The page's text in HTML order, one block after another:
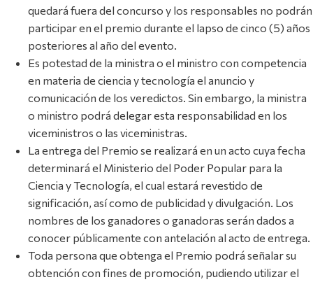
quedará fuera del concurso y los responsables no podrán
participar en el premio durante el lapso de cinco (5) años
posteriores al año del evento.
Es potestad de la ministra o el ministro con competencia
en materia de ciencia y tecnología el anuncio y
comunicación de los veredictos. Sin embargo, la ministra
o ministro podrá delegar esta responsabilidad en los
viceministros o las viceministras.
La entrega del Premio se realizará en un acto cuya fecha
determinará el Ministerio del Poder Popular para la
Ciencia y Tecnología, el cual estará revestido de
significación, así como de publicidad y divulgación. Los
nombres de los ganadores o ganadoras serán dados a
conocer públicamente con antelación al acto de entrega.
Toda persona que obtenga el Premio podrá señalar su
obtención con fines de promoción, pudiendo utilizar el